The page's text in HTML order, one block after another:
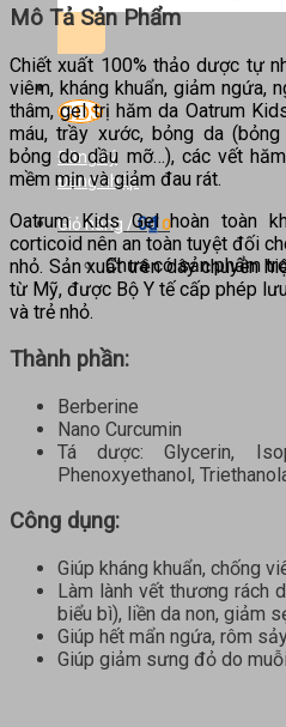
Đăng ký
Đăng nhập
Giỏ hàng /0₫ 0
Chưa có sản phẩm
Mô Tả Sản Phẩm
Chiết xuất 100% thảo dược tự
viêm, kháng khuẩn, giảm ngứa,
thâm, gel trị hăm da Oatrum
máu, trầy xước, bỏng da
bỏng do dầu mỡ…), các vết
mềm mịn và giảm đau rát.
Oatrum Kids Gel hoàn toàn
corticoid nên an toàn tuyệt đối
nhỏ. Sản xuất trên dây chuyền
từ Mỹ, được Bộ Y tế cấp phép
và trẻ nhỏ.
Thành phần:
Berberine
Nano Curcumin
Tá dược: Glycerin,
Phenoxyethanol,
Công dụng:
Giúp kháng khuẩn, chống
Làm lành vết thương rách
biểu bì), liền da non, giảm
Giúp hết mẩn ngứa, rôm
Giúp giảm sưng đỏ do